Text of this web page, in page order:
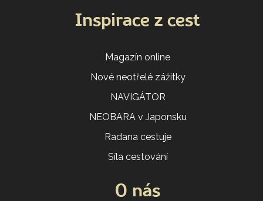
Inspirace z cest
Magazín online
Nové neotřelé zážitky
NAVIGÁTOR
NEOBARA v Japonsku
Radana cestuje
Síla cestování
O nás